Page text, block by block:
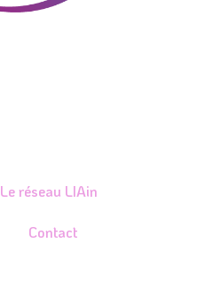
Le réseau LIAin
Contact